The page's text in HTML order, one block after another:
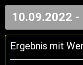
10.09.2022
Ergebnis mit